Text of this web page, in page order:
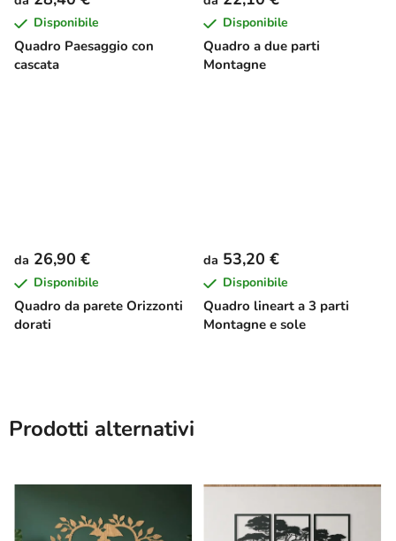
Quadro Paesaggio con
cascata
Disponibile
Quadro a due parti
Montagne
Disponibile
Quadro da parete Orizzonti
dorati
da 26,90 €
Disponibile
Quadro lineart a 3 parti
Montagne e sole
da 53,20 €
Disponibile
Prodotti alternativi